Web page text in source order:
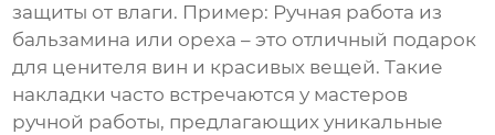
защиты от влаги. Пример: Ручная работа из
бальзамина или ореха – это отличный подарок
для ценителя вин и красивых вещей. Такие
накладки часто встречаются у мастеров
ручной работы, предлагающих уникальные